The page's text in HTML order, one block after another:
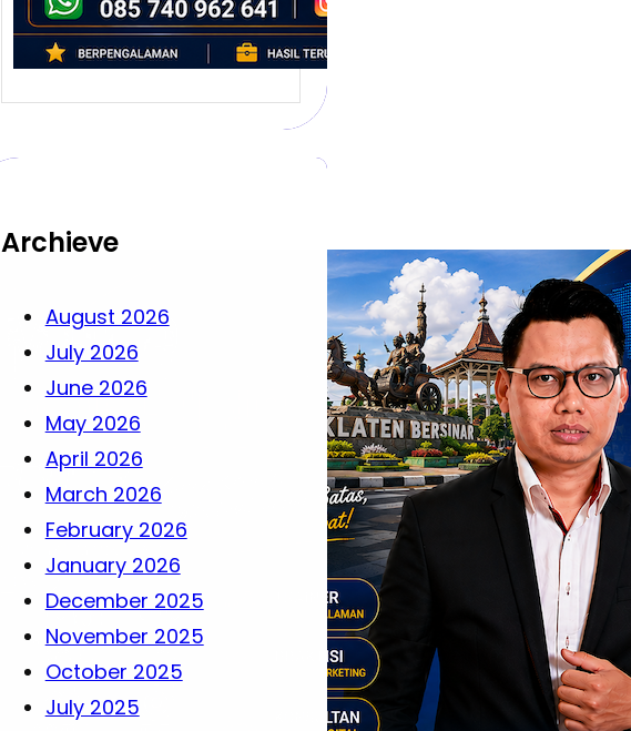
Archieve
August 2026
July 2026
June 2026
May 2026
April 2026
March 2026
February 2026
January 2026
December 2025
November 2025
October 2025
July 2025